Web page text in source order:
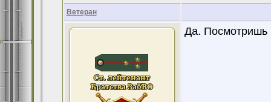
Ветеран
Да. Посмотришь